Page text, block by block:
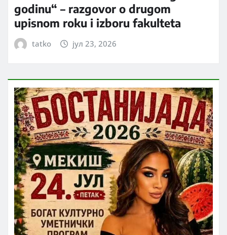
godinu“ – razgovor o drugom
upisnom roku i izboru fakulteta
tatko јул 23, 2026